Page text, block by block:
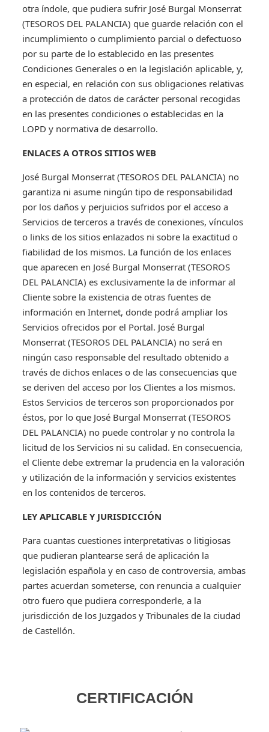
otra índole, que pudiera sufrir José Burgal Monserrat
(TESOROS DEL PALANCIA) que guarde relación con el
incumplimiento o cumplimiento parcial o defectuoso
por su parte de lo establecido en las presentes
Condiciones Generales o en la legislación aplicable, y,
en especial, en relación con sus obligaciones relativas
a protección de datos de carácter personal recogidas
en las presentes condiciones o establecidas en la
LOPD y normativa de desarrollo.
ENLACES A OTROS SITIOS WEB
José Burgal Monserrat (TESOROS DEL PALANCIA) no
garantiza ni asume ningún tipo de responsabilidad
por los daños y perjuicios sufridos por el acceso a
Servicios de terceros a través de conexiones, vínculos
o links de los sitios enlazados ni sobre la exactitud o
fiabilidad de los mismos. La función de los enlaces
que aparecen en José Burgal Monserrat (TESOROS
DEL PALANCIA) es exclusivamente la de informar al
Cliente sobre la existencia de otras fuentes de
información en Internet, donde podrá ampliar los
Servicios ofrecidos por el Portal. José Burgal
Monserrat (TESOROS DEL PALANCIA) no será en
ningún caso responsable del resultado obtenido a
través de dichos enlaces o de las consecuencias que
se deriven del acceso por los Clientes a los mismos.
Estos Servicios de terceros son proporcionados por
éstos, por lo que José Burgal Monserrat (TESOROS
DEL PALANCIA) no puede controlar y no controla la
licitud de los Servicios ni su calidad. En consecuencia,
el Cliente debe extremar la prudencia en la valoración
y utilización de la información y servicios existentes
en los contenidos de terceros.
LEY APLICABLE Y JURISDICCIÓN
Para cuantas cuestiones interpretativas o litigiosas
que pudieran plantearse será de aplicación la
legislación española y en caso de controversia, ambas
partes acuerdan someterse, con renuncia a cualquier
otro fuero que pudiera corresponderle, a la
jurisdicción de los Juzgados y Tribunales de la ciudad
de Castellón.
CERTIFICACIÓN